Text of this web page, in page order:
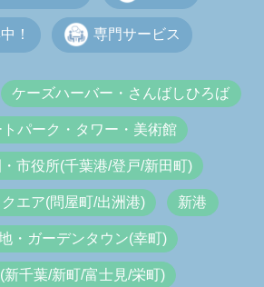
！ 専門サービス
ケーズハーバー・さんばしひろば
パーク・タワー・美術館
市役所(千葉港/登戸/新田町)
エア(問屋町/出洲港) 新港
・ガーデンタウン(幸町)
新千葉/新町/富士見/栄町)